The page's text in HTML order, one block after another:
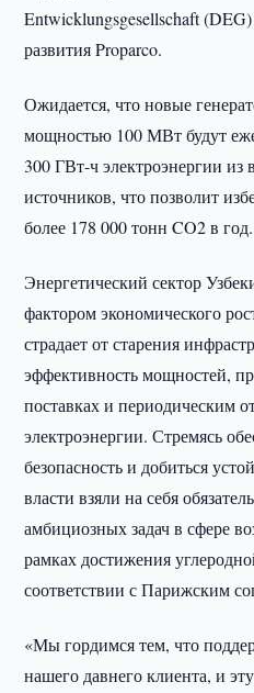
Entwicklungsgesellschaft
развития Proparco.
Ожидается, что новые
мощностью 100 МВт будут
300 ГВт-ч электроэнергии из
источников, что позволит
более 178 000 тонн CO2 в год.
Энергетический сектор
фактором экономического
страдает от старения
эффективность мощностей,
поставках и периодическим
электроэнергии. Стремясь
безопасность и добиться
власти взяли на себя
амбициозных задач в сфере
рамках достижения
соответствии с Парижским
«Мы гордимся тем, что
нашего давнего клиента, и